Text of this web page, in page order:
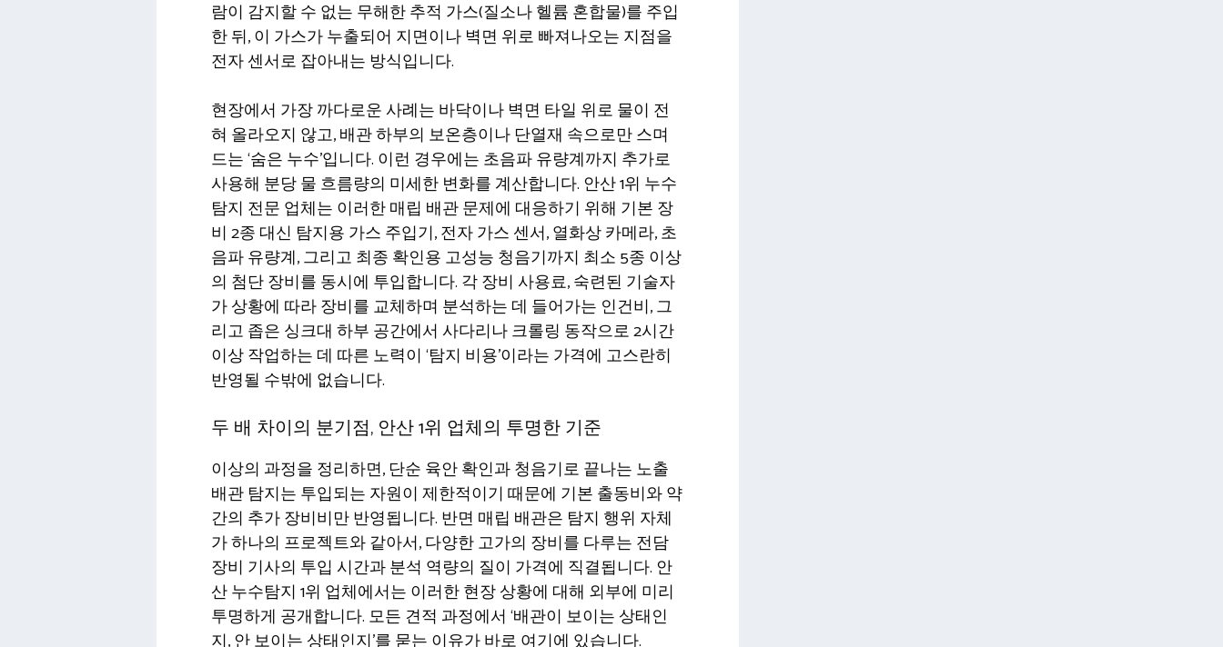
람이 감지할 수 없는 무해한 추적 가스(질소나 헬륨 혼합물)를 주입
한 뒤, 이 가스가 누출되어 지면이나 벽면 위로 빠져나오는 지점을
전자 센서로 잡아내는 방식입니다.
현장에서 가장 까다로운 사례는 바닥이나 벽면 타일 위로 물이 전
혀 올라오지 않고, 배관 하부의 보온층이나 단열재 속으로만 스며
드는 ‘숨은 누수’입니다. 이런 경우에는 초음파 유량계까지 추가로
사용해 분당 물 흐름량의 미세한 변화를 계산합니다. 안산 1위 누수
탐지 전문 업체는 이러한 매립 배관 문제에 대응하기 위해 기본 장
비 2종 대신 탐지용 가스 주입기, 전자 가스 센서, 열화상 카메라, 초
음파 유량계, 그리고 최종 확인용 고성능 청음기까지 최소 5종 이상
의 첨단 장비를 동시에 투입합니다. 각 장비 사용료, 숙련된 기술자
가 상황에 따라 장비를 교체하며 분석하는 데 들어가는 인건비, 그
리고 좁은 싱크대 하부 공간에서 사다리나 크롤링 동작으로 2시간
이상 작업하는 데 따른 노력이 ‘탐지 비용’이라는 가격에 고스란히
반영될 수밖에 없습니다.
두 배 차이의 분기점, 안산 1위 업체의 투명한 기준
이상의 과정을 정리하면, 단순 육안 확인과 청음기로 끝나는 노출
배관 탐지는 투입되는 자원이 제한적이기 때문에 기본 출동비와 약
간의 추가 장비비만 반영됩니다. 반면 매립 배관은 탐지 행위 자체
가 하나의 프로젝트와 같아서, 다양한 고가의 장비를 다루는 전담
장비 기사의 투입 시간과 분석 역량의 질이 가격에 직결됩니다. 안
산 누수탐지 1위 업체에서는 이러한 현장 상황에 대해 외부에 미리
투명하게 공개합니다. 모든 견적 과정에서 ‘배관이 보이는 상태인
지, 안 보이는 상태인지’를 묻는 이유가 바로 여기에 있습니다.